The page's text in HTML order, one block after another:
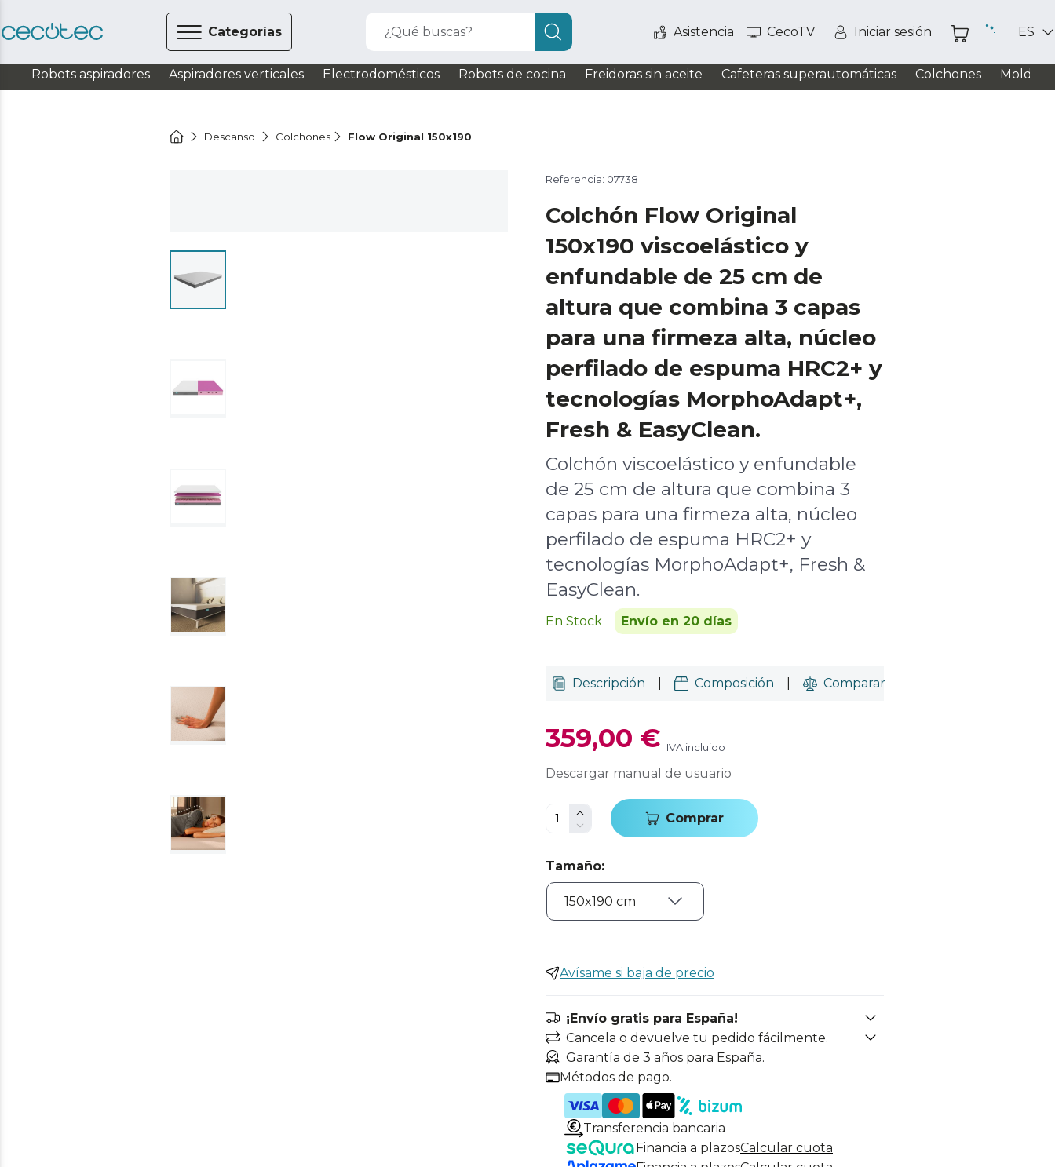
Categorías ¿Qué buscas? Asistencia CecoTV Iniciar sesión ES
Robots aspiradores Aspiradores verticales Electrodomésticos Robots de cocina Freidoras sin aceite Cafeteras superautomáticas Colchones
Descanso Colchones Flow Original 150x190
Referencia: 07738
Colchón Flow Original
150x190 viscoelástico y
enfundable de 25 cm de
altura que combina 3 capas
para una firmeza alta, núcleo
perfilado de espuma HRC2+ y
tecnologías MorphoAdapt+,
Fresh & EasyClean.
Colchón viscoelástico y enfundable
de 25 cm de altura que combina 3
capas para una firmeza alta, núcleo
perfilado de espuma HRC2+ y
tecnologías MorphoAdapt+, Fresh &
EasyClean.
En Stock Envío en 20 días
Descripción Composición Comparar
359,00 € IVA incluido
Descargar manual de usuario
Comprar
Tamaño:
Avísame si baja de precio
¡Envío gratis para España!
Cancela o devuelve tu pedido fácilmente.
Garantía de 3 años para España.
Métodos de pago.
Transferencia bancaria
Financia a plazosCalcular cuota